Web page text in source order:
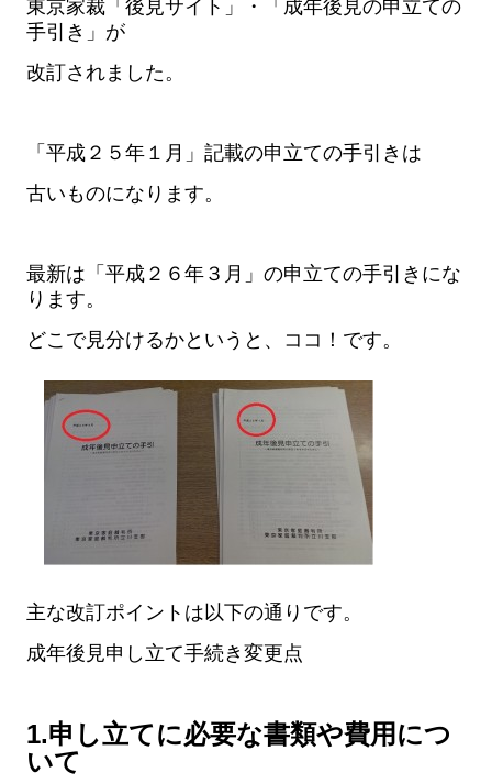
東京家裁「後見サイト」・「成年後見の申立ての
手引き」が
改訂されました。
「平成２５年１月」記載の申立ての手引きは
古いものになります。
最新は「平成２６年３月」の申立ての手引きにな
ります。
どこで見分けるかというと、ココ！です。
主な改訂ポイントは以下の通りです。
成年後見申し立て手続き変更点
1.申し立てに必要な書類や費用につ
いて